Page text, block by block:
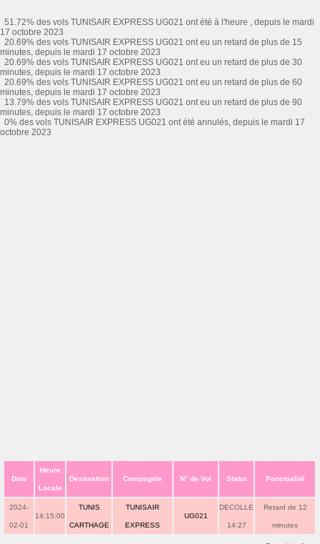
51.72% des vols TUNISAIR EXPRESS UG021 ont été à l'heure , depuis le mardi
17 octobre 2023
20.69% des vols TUNISAIR EXPRESS UG021 ont eu un retard de plus de 15
minutes, depuis le mardi 17 octobre 2023
20.69% des vols TUNISAIR EXPRESS UG021 ont eu un retard de plus de 30
minutes, depuis le mardi 17 octobre 2023
20.69% des vols TUNISAIR EXPRESS UG021 ont eu un retard de plus de 60
minutes, depuis le mardi 17 octobre 2023
13.79% des vols TUNISAIR EXPRESS UG021 ont eu un retard de plus de 90
minutes, depuis le mardi 17 octobre 2023
0% des vols TUNISAIR EXPRESS UG021 ont été annulés, depuis le mardi 17
octobre 2023
Date
Heure
Locale
Destination Compagnie N° de Vol Statut Ponctualité
2024-
02-01
14:15:00
TUNIS
CARTHAGE
TUNISAIR
EXPRESS
UG021
DECOLLE
14:27
Retard de 12
minutes